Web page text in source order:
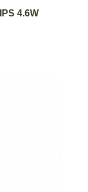
4.6W